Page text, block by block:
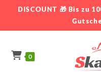
springen
DISCOUNT 🎁 Bis zu
0